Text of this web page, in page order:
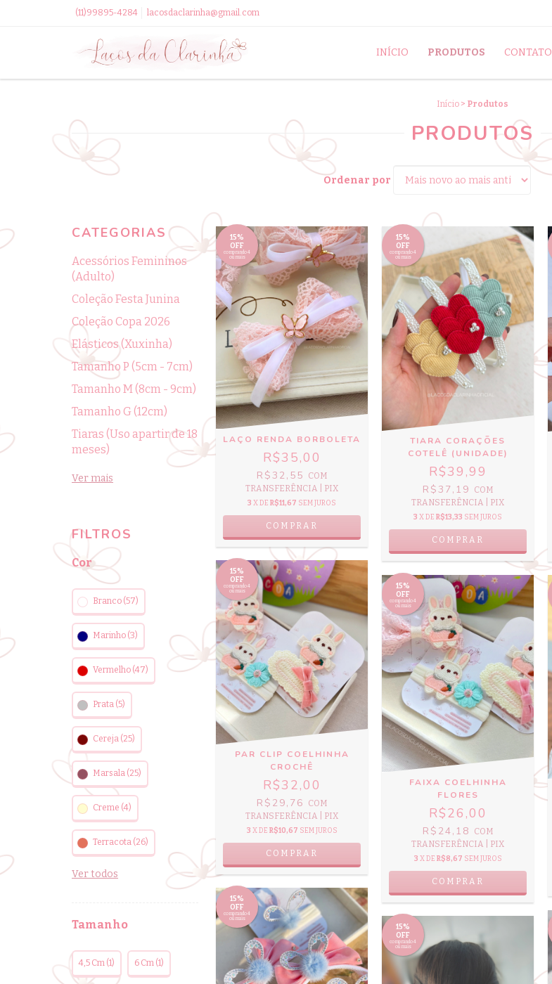
(11)99895-4284 lacosdaclarinha@gmail.com
INÍCIO PRODUTOS CONTATO
Início > Produtos
PRODUTOS
Ordenar por
CATEGORIAS
Acessórios Femininos
(Adulto)
Coleção Festa Junina
Coleção Copa 2026
Elásticos (Xuxinha)
Tamanho P (5cm - 7cm)
Tamanho M (8cm - 9cm)
Tamanho G (12cm)
Tiaras (Uso apartir de 18
meses)
Ver mais
FILTROS
Cor
Branco (57)
Marinho (3)
Vermelho (47)
Prata (5)
Cereja (25)
Marsala (25)
Creme (4)
Terracota (26)
Ver todos
Tamanho
4,5 Cm (1) 6 Cm (1)
15%
OFF
comprando 4
ou mais
LAÇO RENDA BORBOLETA
R$35,00
R$32,55
COM
TRANSFERÊNCIA | PIX
3 X DER$11,67 SEM JUROS
COMPRAR
15%
OFF
comprando 4
ou mais
TIARA CORAÇÕES
COTELÊ (UNIDADE)
R$39,99
R$37,19
COM
TRANSFERÊNCIA | PIX
3 X DER$13,33 SEM JUROS
COMPRAR
15%
OFF
comprando 4
ou mais
PAR CLIP COELHINHA
CROCHÊ
R$32,00
R$29,76
COM
TRANSFERÊNCIA | PIX
3 X DE R$10,67 SEM JUROS
15%
OFF
comprando 4
ou mais
FAIXA COELHINHA
FLORES
R$26,00
R$24,18
COM
TRANSFERÊNCIA | PIX
3 X DE R$8,67 SEM JUROS
15%
OFF
comprando 4
ou mais
15%
OFF
comprando 4
ou mais